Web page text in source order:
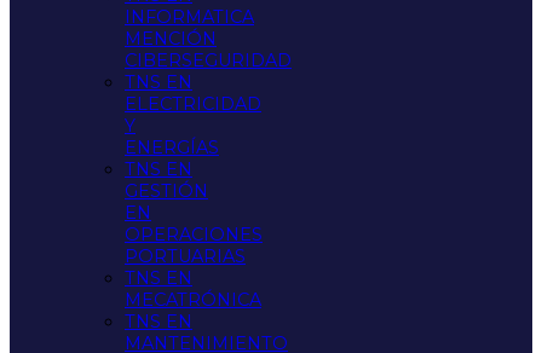
INFORMATICA
MENCIÓN
CIBERSEGURIDAD
TNS EN
ELECTRICIDAD
Y
ENERGÍAS
TNS EN
GESTIÓN
EN
OPERACIONES
PORTUARIAS
TNS EN
MECATRÓNICA
TNS EN
MANTENIMIENTO